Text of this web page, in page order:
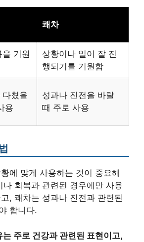
쾌차
기원
상황이나 일이 잘 진
행되기를 기원함
다쳤을
용
성과나 진전을 바랄
때 주로 사용
에 맞게 사용하는 것이 중요해
나 회복과 관련된 경우에만 사용
, 쾌차는 성과나 진전과 관련된
합니다.
는 주로 건강과 관련된 표현이고,